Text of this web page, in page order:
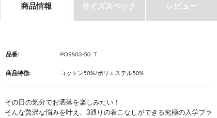
商品情報 サイズスペック レビュー
品番: POSS03-50_T
商品特徴: コットン50%/ポリエステル50%
その日の気分でお洒落を楽しみたい！
そんな贅沢な悩みを叶え、3通りの着こなしができる究極の入学ブラ